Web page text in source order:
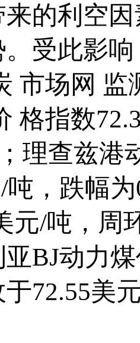
的利空
受此影
市场网 监
格指数
理查兹港
吨，跌幅
元/吨，周
BJ动力
72.55美